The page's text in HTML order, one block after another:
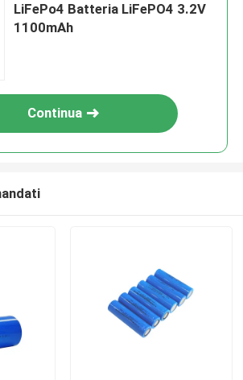
LiFePo4 Batteria LiFePO4 3.2V
1100mAh
Continua